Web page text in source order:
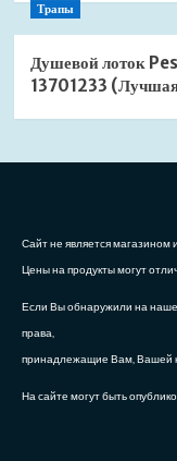
Трапы
Душевой лоток
13701233
Сайт не является магазином
Цены на продукты могут
Если Вы обнаружили на
права,
принадлежащие Вам, Вашей
На сайте могут быть